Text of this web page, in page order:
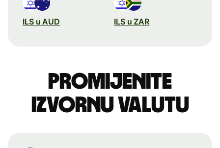
ILS u AUD ILS u ZAR
Promijenite
izvornu valutu